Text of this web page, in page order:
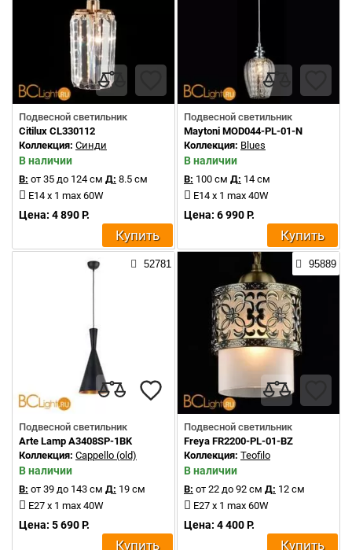
Подвесной светильник
Citilux CL330112
Коллекция: Синди
В наличии
В: от 35 до 124 см Д: 8.5 см
E14 x 1 max 60W
Цена: 4 890 Р.
Купить
Подвесной светильник
Maytoni MOD044-PL-01-N
Коллекция: Blues
В наличии
В: 100 см Д: 14 см
E14 x 1 max 40W
Цена: 6 990 Р.
Купить
52781
Подвесной светильник
Arte Lamp A3408SP-1BK
Коллекция: Cappello (old)
В наличии
В: от 39 до 143 см Д: 19 см
E27 x 1 max 40W
Цена: 5 690 Р.
Купить
95889
Подвесной светильник
Freya FR2200-PL-01-BZ
Коллекция: Teofilo
В наличии
В: от 22 до 92 см Д: 12 см
E27 x 1 max 60W
Цена: 4 400 Р.
Купить